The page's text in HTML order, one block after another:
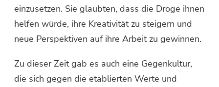
einzusetzen. Sie glaubten, dass die Droge ihnen
helfen würde, ihre Kreativität zu steigern und
neue Perspektiven auf ihre Arbeit zu gewinnen.
Zu dieser Zeit gab es auch eine Gegenkultur,
die sich gegen die etablierten Werte und